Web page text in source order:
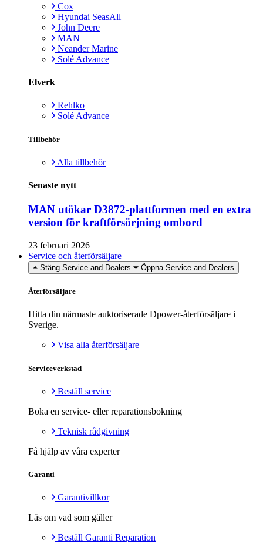
Cox
Hyundai SeasAll
John Deere
MAN
Neander Marine
Solé Advance
Elverk
Rehlko
Solé Advance
Tillbehör
Alla tillbehör
Senaste nytt
MAN utökar D3872-plattformen med en extra
version för kraftförsörjning ombord
23 februari 2026
Service och återförsäljare
Stäng Service and Dealers Öppna Service and Dealers
Återförsäljare
Hitta din närmaste auktoriserade Dpower-återförsäljare i
Sverige.
Visa alla återförsäljare
Serviceverkstad
Beställ service
Boka en service- eller reparationsbokning
Teknisk rådgivning
Få hjälp av våra experter
Garanti
Garantivillkor
Läs om vad som gäller
Beställ Garanti Reparation